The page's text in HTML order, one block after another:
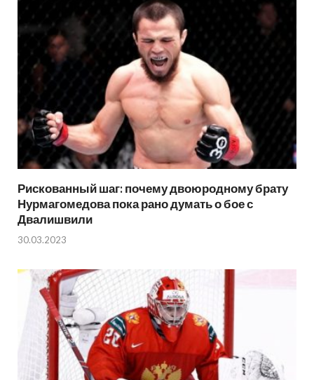
Рискованный шаг: почему двоюродному брату
Нурмагомедова пока рано думать о бое с
Двалишвили
30.03.2023